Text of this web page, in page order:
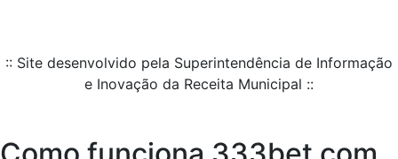
:: Site desenvolvido pela Superintendência de Informação
e Inovação da Receita Municipal ::